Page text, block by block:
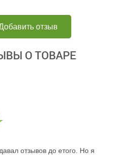
О ТОВАРЕ
отзыв
отзывов до етого. Но я